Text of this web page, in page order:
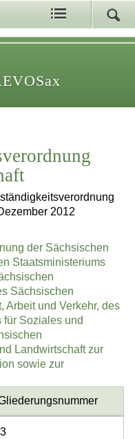
2012
der Sächsischen
Staatsministeriums
Sächsischen
Arbeit und Verkehr, des
Soziales und
Landwirtschaft zur
sowie zur